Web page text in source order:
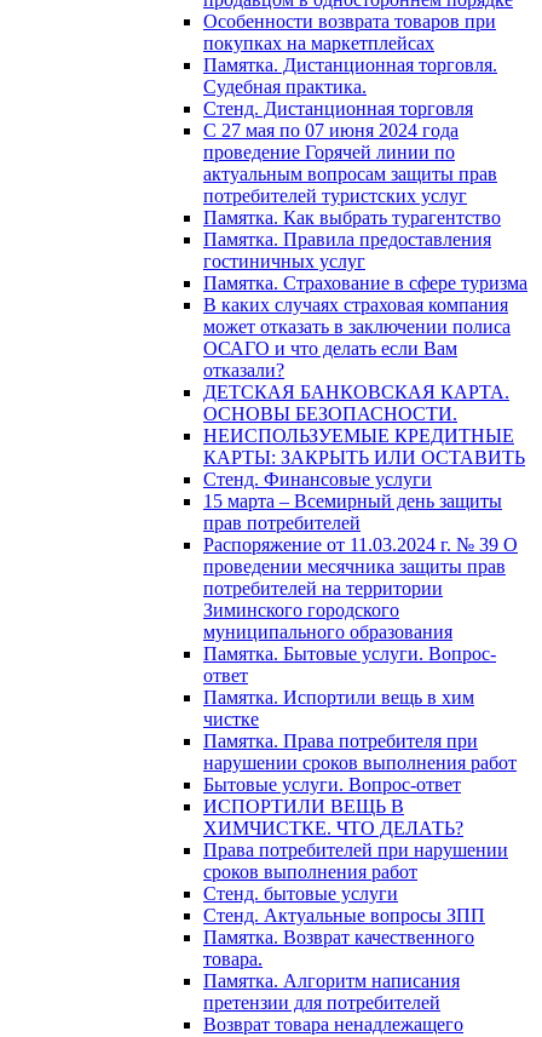
Особенности возврата товаров при
покупках на маркетплейсах
Памятка. Дистанционная торговля.
Судебная практика.
Стенд. Дистанционная торговля
C 27 мая по 07 июня 2024 года
проведение Горячей линии по
актуальным вопросам защиты прав
потребителей туристских услуг
Памятка. Как выбрать турагентство
Памятка. Правила предоставления
гостиничных услуг
Памятка. Страхование в сфере туризма
В каких случаях страховая компания
может отказать в заключении полиса
ОСАГО и что делать если Вам
отказали?
ДЕТСКАЯ БАНКОВСКАЯ КАРТА.
ОСНОВЫ БЕЗОПАСНОСТИ.
НЕИСПОЛЬЗУЕМЫЕ КРЕДИТНЫЕ
КАРТЫ: ЗАКРЫТЬ ИЛИ ОСТАВИТЬ
Стенд. Финансовые услуги
15 марта – Всемирный день защиты
прав потребителей
Распоряжение от 11.03.2024 г. № 39 О
проведении месячника защиты прав
потребителей на территории
Зиминского городского
муниципального образования
Памятка. Бытовые услуги. Вопрос-
ответ
Памятка. Испортили вещь в хим
чистке
Памятка. Права потребителя при
нарушении сроков выполнения работ
Бытовые услуги. Вопрос-ответ
ИСПОРТИЛИ ВЕЩЬ В
ХИМЧИСТКЕ. ЧТО ДЕЛАТЬ?
Права потребителей при нарушении
сроков выполнения работ
Стенд. бытовые услуги
Стенд. Актуальные вопросы ЗПП
Памятка. Возврат качественного
товара.
Памятка. Алгоритм написания
претензии для потребителей
Возврат товара ненадлежащего